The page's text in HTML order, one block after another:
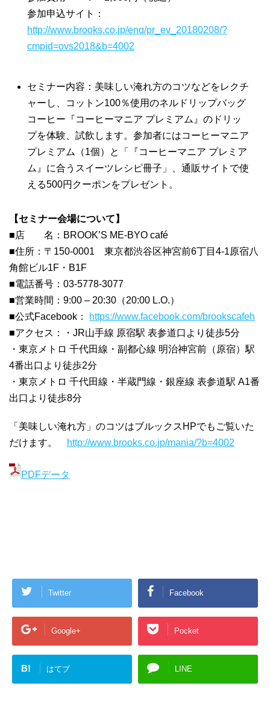
参加申込サイト：
http://www.brooks.co.jp/enq/pr_ev_20180208/?
cmpid=ovs2018&b=4002
セミナー内容：美味しい淹れ方のコツなどをレクチ
ャーし、コットン100％使用のネルドリップバッグ
コーヒー『コーヒーマニア プレミアム』のドリッ
プを体験、試飲します。参加者にはコーヒーマニア
プレミアム（1個）と「『コーヒーマニア プレミア
ム』に合うスイーツレシピ冊子」、通販サイトで使
える500円クーポンをプレゼント。
【セミナー会場について】
■店 名：BROOK’S ME-BYO café
■住所：〒150-0001 東京都渋谷区神宮前6丁目4-1原宿八
角館ビル1F・B1F
■電話番号：03-5778-3077
■営業時間：9:00 – 20:30（20:00 L.O.）
■公式Facebook：
https://www.facebook.com/brookscafeh
■アクセス：・JR山手線 原宿駅 表参道口より徒歩5分
・東京メトロ 千代田線・副都心線 明治神宮前（原宿）駅
4番出口より徒歩2分
・東京メトロ 千代田線・半蔵門線・銀座線 表参道駅 A1番
出口より徒歩8分
「美味しい淹れ方」のコツはブルックスHPでもご覧いた
だけます。
http://www.brooks.co.jp/mania/?b=4002
PDFデータ
Twitter Facebook
Google+ Pocket
B! はてブ LINE